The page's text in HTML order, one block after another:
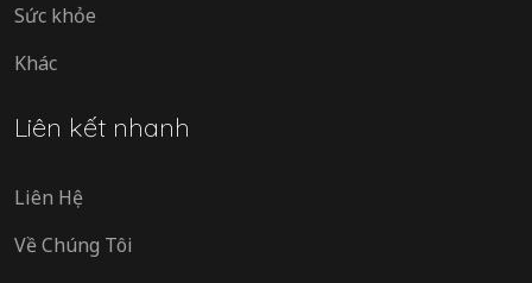
Sức khỏe
Khác
Liên kết nhanh
Liên Hệ
Về Chúng Tôi